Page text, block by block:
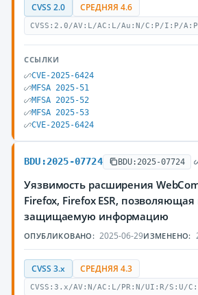
CVSS 2.0 СРЕДНЯЯ 4.6
CVSS:2.0/AV:L/AC:L/Au:N/C:P/I:P/A:P
ССЫЛКИ
CVE-2025-6424
MFSA 2025-51
MFSA 2025-52
MFSA 2025-53
CVE-2025-6424
BDU:2025-07724 BDU:2025-07724
Уязвимость расширения
Firefox, Firefox ESR,
защищаемую информацию
ОПУБЛИКОВАНО: 2025-06-29ИЗМЕНЕНО:
CVSS 3.x СРЕДНЯЯ 4.3
CVSS:3.x/AV:N/AC:L/PR:N/UI:R/S:U/